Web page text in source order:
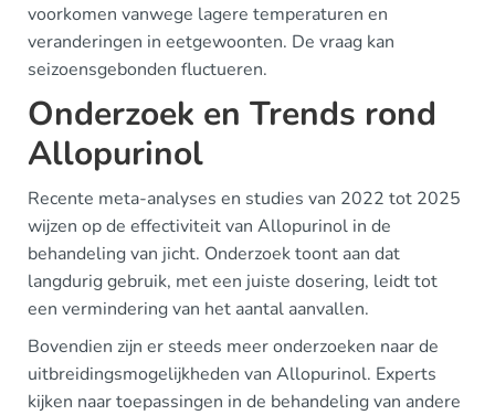
voorkomen vanwege lagere temperaturen en
veranderingen in eetgewoonten. De vraag kan
seizoensgebonden fluctueren.
Onderzoek en Trends rond
Allopurinol
Recente meta-analyses en studies van 2022 tot 2025
wijzen op de effectiviteit van Allopurinol in de
behandeling van jicht. Onderzoek toont aan dat
langdurig gebruik, met een juiste dosering, leidt tot
een vermindering van het aantal aanvallen.
Bovendien zijn er steeds meer onderzoeken naar de
uitbreidingsmogelijkheden van Allopurinol. Experts
kijken naar toepassingen in de behandeling van andere